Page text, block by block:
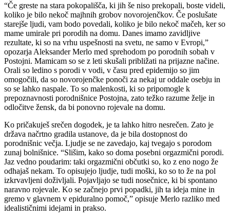
“Če greste na stara pokopališča, ki jih še niso prekopali, boste videli,
koliko je bilo nekoč majhnih grobov novorojenčkov. Če poslušate
starejše ljudi, vam bodo povedali, koliko je bilo nekoč mačeh, ker so
mame umirale pri porodih na domu. Danes imamo zavidljive
rezultate, ki so na vrhu uspešnosti na svetu, ne samo v Evropi,”
opozarja Aleksander Merlo med sprehodom po porodnih sobah v
Postojni. Mamicam so se z leti skušali približati na prijazne načine.
Orali so ledino s porodi v vodi, v času pred epidemijo so jim
omogočili, da so novorojenčke ponoči za nekaj ur oddale osebju in
so se lahko naspale. To so malenkosti, ki so pripomogle k
prepoznavnosti porodnišnice Postojna, zato težko razume želje in
odločitve žensk, da bi ponovno rojevale na domu.
Ko pričakuješ srečen dogodek, je ta lahko hitro nesrečen. Zato je
država načrtno gradila ustanove, da je bila dostopnost do
porodnišnic večja. Ljudje se ne zavedajo, kaj tvegajo s porodom
zunaj bolnišnice. “Slišim, kako so doma posebni orgazmični porodi.
Jaz vedno poudarim: taki orgazmični občutki so, ko z eno nogo že
odhajaš nekam. To opisujejo ljudje, tudi moški, ko so to že na pol
izkrvavljeni doživljali. Pojavljajo se tudi nosečnice, ki bi spontano
naravno rojevale. Ko se začnejo prvi popadki, jih ta ideja mine in
gremo v glavnem v epiduralno pomoč,” opisuje Merlo razliko med
idealističnimi idejami in prakso.